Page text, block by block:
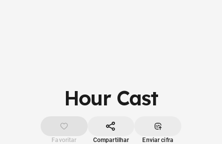
Hour Cast
Favoritar Compartilhar Enviar cifra